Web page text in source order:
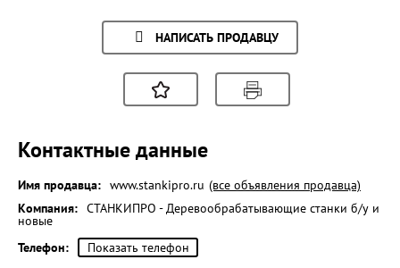
НАПИСАТЬ ПРОДАВЦУ
Контактные данные
Имя продавца: www.stankipro.ru (все объявления продавца)
Компания: СТАНКИПРО - Деревообрабатывающие станки б/у и
новые
Телефон:
Показать телефон